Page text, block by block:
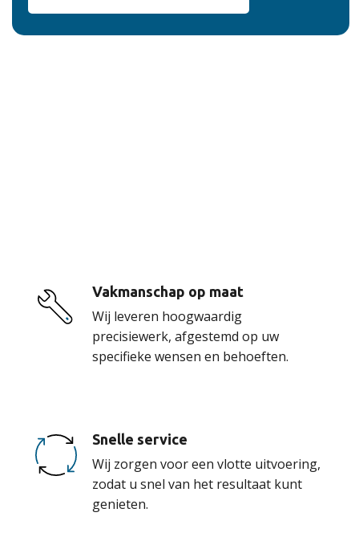
Vakmanschap op maat
Wij leveren hoogwaardig
precisiewerk, afgestemd op uw
specifieke wensen en behoeften.
Snelle service
Wij zorgen voor een vlotte uitvoering,
zodat u snel van het resultaat kunt
genieten.